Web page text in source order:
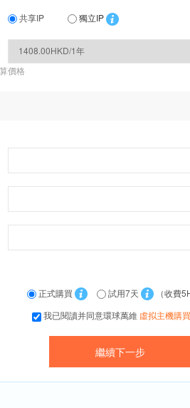
共享IP 獨立IP
價格
正式購買 試用7天
（收費
我已閱讀并同意環球萬維 虛拟主機購